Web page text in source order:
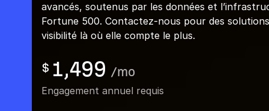
avancés, soutenus par les données et
Fortune 500. Contactez-nous pour des
visibilité là où elle compte le plus.
$ 1,499 /mo
Engagement annuel requis